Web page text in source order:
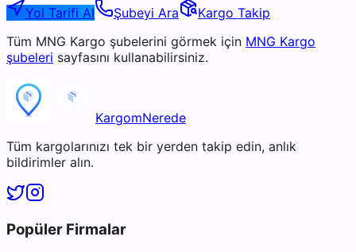
Yol Tarifi Al Şubeyi Ara
Kargo Takip
Tüm MNG Kargo şubelerini görmek için MNG Kargo
şubeleri sayfasını kullanabilirsiniz.
KargomNerede
Tüm kargolarınızı tek bir yerden takip edin, anlık
bildirimler alın.
Popüler Firmalar